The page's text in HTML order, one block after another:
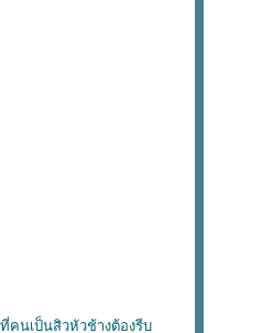
คนเป็นสิวหัวช้างต้องรีบ